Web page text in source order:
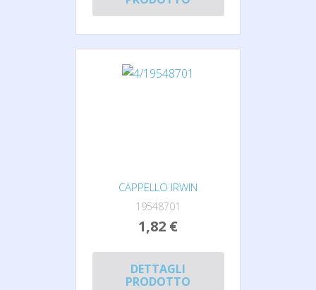
CAPPELLO IRWIN
19548701
1,82 €
DETTAGLI
PRODOTTO